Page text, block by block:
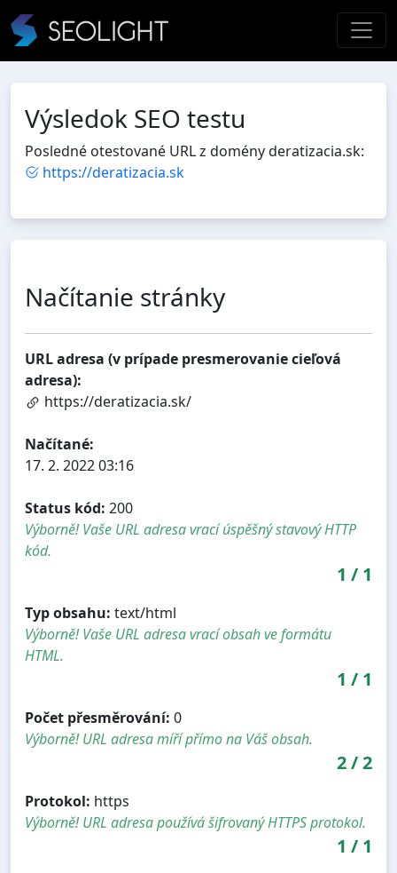
Výsledok SEO testu
Posledné otestované URL z domény deratizacia.sk:
https://deratizacia.sk
Načítanie stránky
URL adresa (v prípade presmerovanie cieľová
adresa):
https://deratizacia.sk/
Načítané:
17. 2. 2022 03:16
Status kód: 200
Výborně! Vaše URL adresa vrací úspěšný stavový HTTP
kód.
1 / 1
Typ obsahu: text/html
Výborně! Vaše URL adresa vrací obsah ve formátu
HTML.
1 / 1
Počet přesměrování: 0
Výborně! URL adresa míří přímo na Váš obsah.
2/2
Protokol: https
Výborně! URL adresa používá šifrovaný HTTPS protokol.
1 / 1